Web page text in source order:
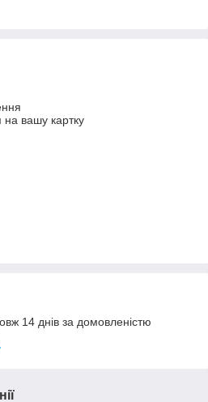
на вашу картку
14 днів за домовленістю